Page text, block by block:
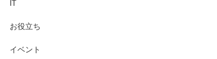
IT
お役立ち
イベント